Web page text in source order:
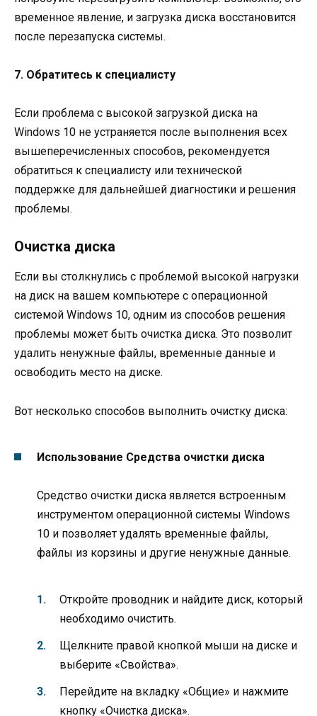
временное явление, и загрузка диска восстановится
после перезапуска системы.
7. Обратитесь к специалисту
Если проблема с высокой загрузкой диска на
Windows 10 не устраняется после выполнения всех
вышеперечисленных способов, рекомендуется
обратиться к специалисту или технической
поддержке для дальнейшей диагностики и решения
проблемы.
Очистка диска
Если вы столкнулись с проблемой высокой нагрузки
на диск на вашем компьютере с операционной
системой Windows 10, одним из способов решения
проблемы может быть очистка диска. Это позволит
удалить ненужные файлы, временные данные и
освободить место на диске.
Вот несколько способов выполнить очистку диска:
Использование Средства очистки диска
Средство очистки диска является встроенным
инструментом операционной системы Windows
10 и позволяет удалять временные файлы,
файлы из корзины и другие ненужные данные.
Откройте проводник и найдите диск, который
необходимо очистить.
Щелкните правой кнопкой мыши на диске и
выберите «Свойства».
Перейдите на вкладку «Общие» и нажмите
кнопку «Очистка диска».